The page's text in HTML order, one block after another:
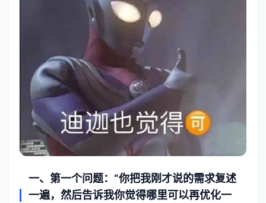
一、第一个问题：“你把我刚才说的需求复述
一遍，然后告诉我你觉得哪里可以再优化一